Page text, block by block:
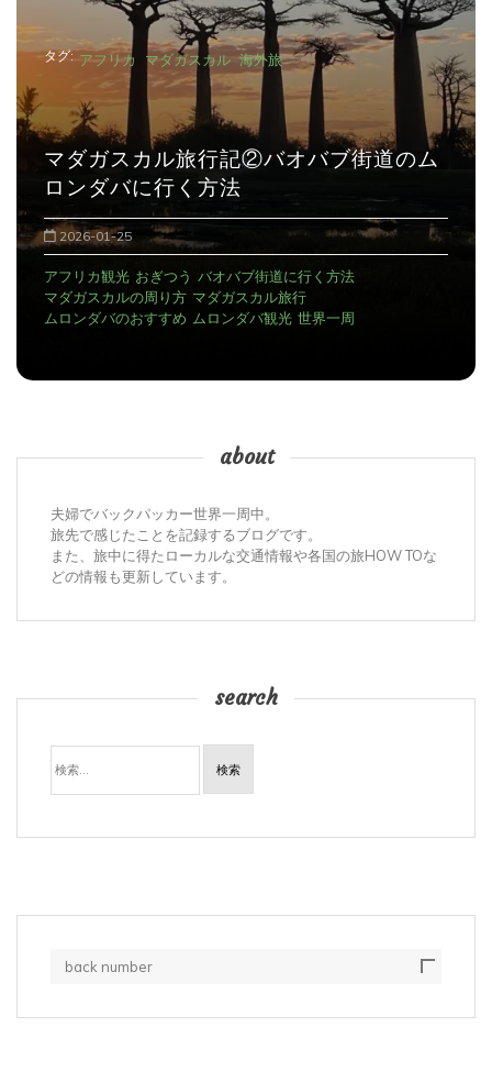
バブ街道のム
行く方法
世界一周
タグ: アフリカ マダガスカル 海外旅
マダガスカル旅行記①
2025-12-29
アンタナナリボのデモ
マダガスカルの治安 マダガスカル観光
about
夫婦でバックパッカー世界一周中。
旅先で感じたことを記録するブログです。
また、旅中に得たローカルな交通情報や各国の旅HOW TOな
どの情報も更新しています。
search
検
索:
back number